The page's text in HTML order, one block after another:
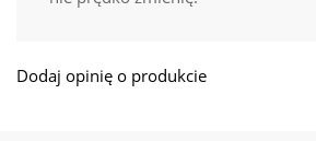
Dodaj opinię o produkcie